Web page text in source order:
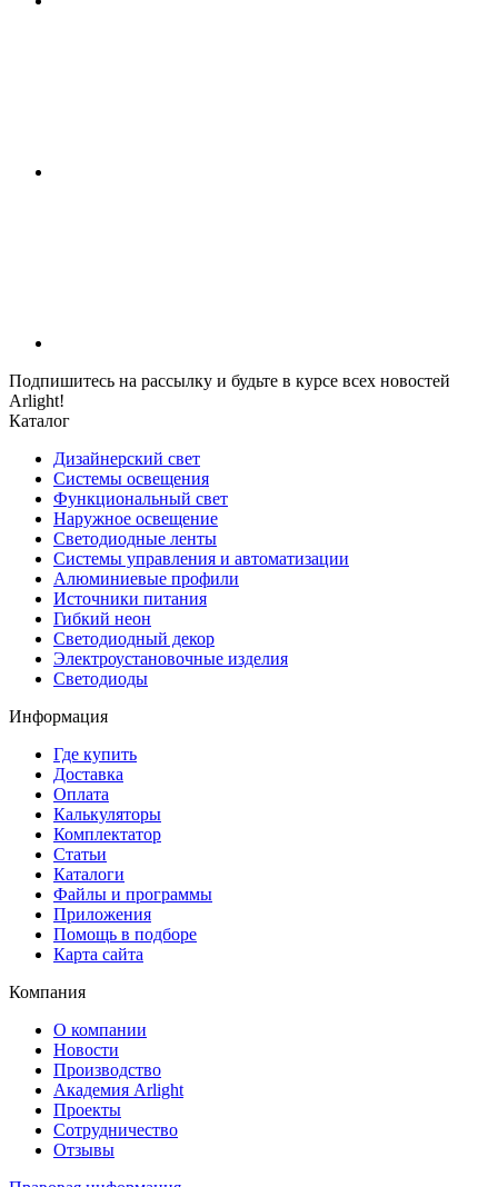
Подпишитесь на рассылку и будьте в курсе всех новостей
Arlight!
Каталог
Дизайнерский свет
Системы освещения
Функциональный свет
Наружное освещение
Светодиодные ленты
Системы управления и автоматизации
Алюминиевые профили
Источники питания
Гибкий неон
Светодиодный декор
Электроустановочные изделия
Светодиоды
Информация
Где купить
Доставка
Оплата
Калькуляторы
Комплектатор
Статьи
Каталоги
Файлы и программы
Приложения
Помощь в подборе
Карта сайта
Компания
О компании
Новости
Производство
Академия Arlight
Проекты
Сотрудничество
Отзывы